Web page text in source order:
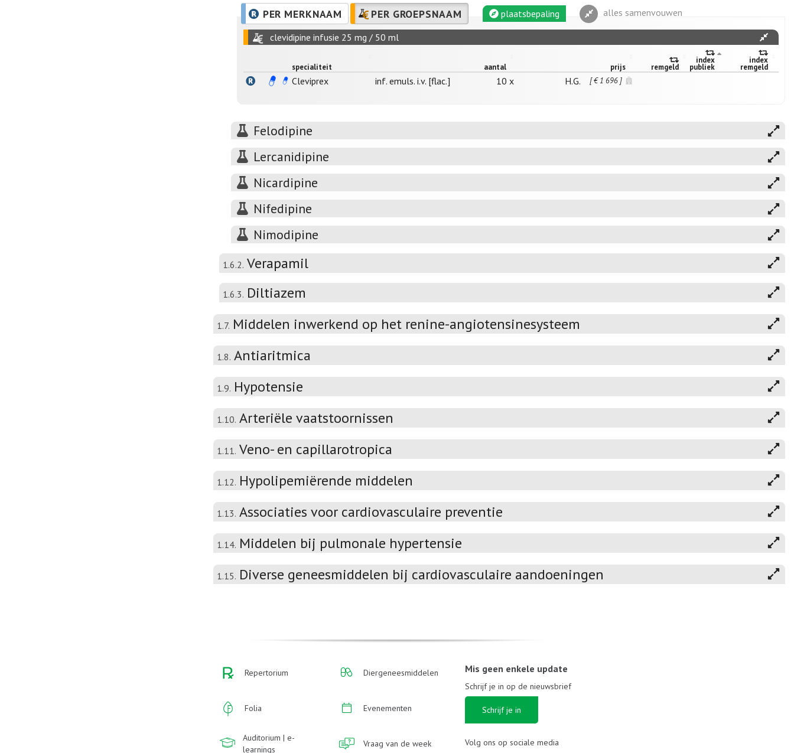
PER MERKNAAM PER GROEPSNAAM plaatsbepaling alles samenvouwen
clevidipine infusie 25 mg / 50 ml
specialiteit aantal prijs remgeld
index
publiek
index
remgeld
Cleviprex inf. emuls. i.v. [flac.] 10 x H.G. [ € 1 696 ]
Felodipine
Lercanidipine
Nicardipine
Nifedipine
Nimodipine
1.6.2. Verapamil
1.6.3. Diltiazem
1.7. Middelen inwerkend op het renine-angiotensinesysteem
1.8. Antiaritmica
1.9. Hypotensie
1.10. Arteriële vaatstoornissen
1.11. Veno- en capillarotropica
1.12. Hypolipemiërende middelen
1.13. Associaties voor cardiovasculaire preventie
1.14. Middelen bij pulmonale hypertensie
1.15. Diverse geneesmiddelen bij cardiovasculaire aandoeningen
Repertorium
Folia
Auditorium | e-
learnings
Diergeneesmiddelen
Evenementen
Vraag van de week
Mis geen enkele update
Schrijf je in op de nieuwsbrief
Schrijf je in
Volg ons op sociale media